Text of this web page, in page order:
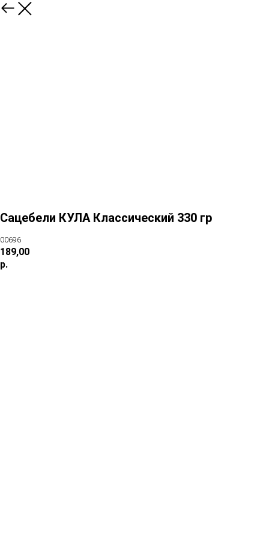
Сацебели КУЛА Классический 330 гр
00696
189,00
р.